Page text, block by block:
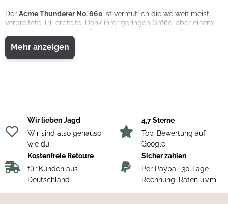
Der Acme Thunderer No. 660 ist vermutlich die welweit meist
verbreitete Trillerpfeife. Dank ihrer geringen Größe, aber einem
hohen, durchdringenden Ton ist sie auch bei großen Distanzen
und starken Nebengeräuschen (Schule, Sport) sehr gut
wahrnehmbar. Gerade in der kalten Jahreszeit bzw. in kälteren
Regionen dieser Erde liegt diese Trillerpfeife aus Kunststoff gut
Mehr anzeigen
Wir lieben Jagd
Wir sind also genauso
wie du
4,7 Sterne
Top-Bewertung auf
Google
Kostenfreie Retoure
für Kunden aus
Deutschland
Sicher zahlen
Per Paypal, 30 Tage
Rechnung, Raten u.v.m.